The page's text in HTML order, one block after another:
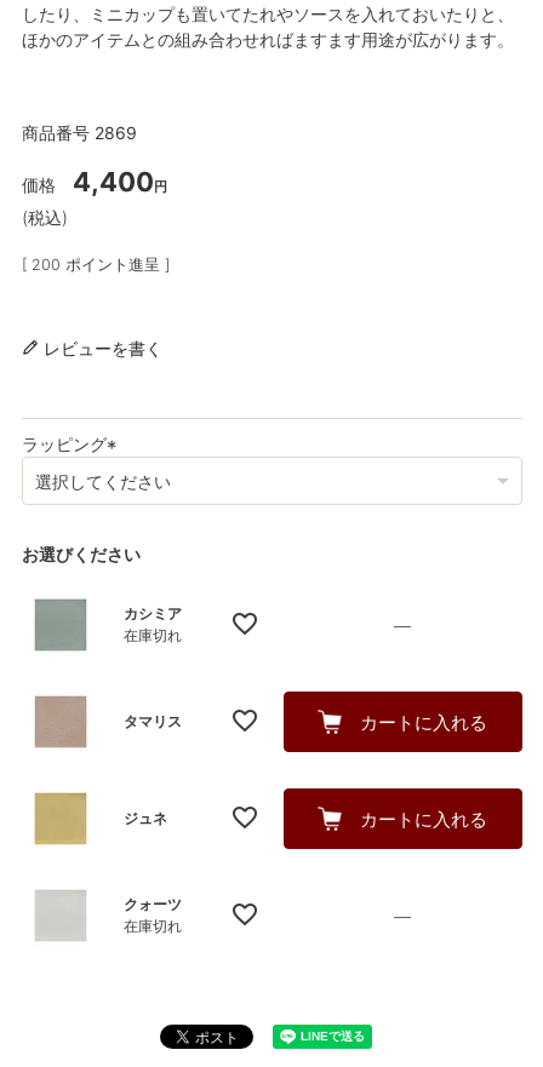
したり、ミニカップも置いてたれやソースを入れておいたりと、
ほかのアイテムとの組み合わせればますます用途が広がります。
商品番号 2869
価格 4,400
税込
[ 200 ポイント進呈 ]
レビューを書く
ラッピング
(
必
)
お選びください
カシミア
在庫切れ
—
タマリス カートに入れる
ジュネ カートに入れる
クォーツ
在庫切れ
—